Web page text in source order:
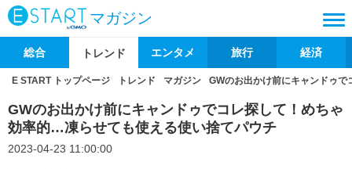
マガジン
総合 トレンド エンタメ 旅行 経済
E START トップページ トレンド マガジン GWのお出かけ前にキャンドゥ
GWのお出かけ前にキャンドゥでコレ探して！めちゃ
効率的…凍らせても使える使い捨てパウチ
2023-04-23 11:00:00